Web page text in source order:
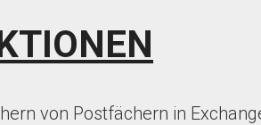
von Postfächern in